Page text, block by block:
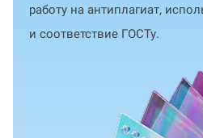
работу на антиплагиат,
и соответствие ГОСТу.